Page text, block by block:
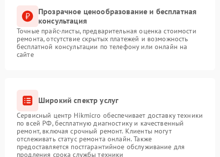
Прозрачное ценообразование и бесплатная
консультация
Точные прайс-листы, предварительная оценка стоимости
ремонта, отсутствие скрытых платежей и возможность
бесплатной консультации по телефону или онлайн на
сайте
Широкий спектр услуг
Сервисный центр Hikmicro обеспечивает доставку техники
по всей РФ, бесплатную диагностику и качественный
ремонт, включая срочный ремонт. Клиенты могут
отслеживать статус ремонта онлайн. Также
предоставляется постгарантийное обслуживание для
продления срока службы техники